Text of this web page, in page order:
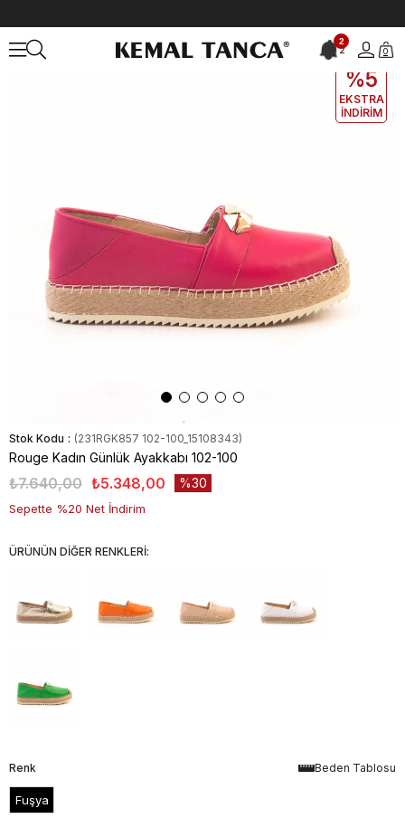
2
2 0
EKLE5
%5
EKSTRA
İNDİRİM
Stok Kodu (231RGK857 102-100_15108343)
Rouge Kadın Günlük Ayakkabı 102-100
₺7.640,00 ₺5.348,00 30
Sepette %20 Net İndirim
ÜRÜNÜN DİĞER RENKLERİ:
Beden Tablosu
Renk
Fuşya